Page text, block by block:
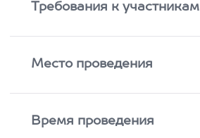
Требования к участникам
Место проведения
Время проведения